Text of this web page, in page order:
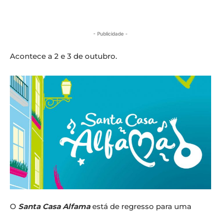
- Publicidade -
Acontece a 2 e 3 de outubro.
O Santa Casa Alfamaestá de regresso para uma